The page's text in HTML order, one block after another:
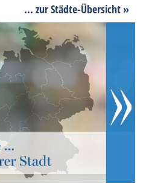
... zur Städte-Übersicht »